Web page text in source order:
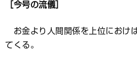
［今号の流儀］
お金より人間関係を上位におけ
てくる。